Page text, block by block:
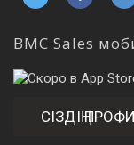
BMC Sales
СІЗДІҢ